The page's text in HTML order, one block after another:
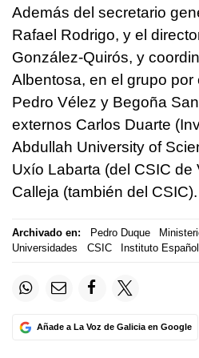
Además del secretario
Rafael Rodrigo, y el
González-Quirós, y
Albentosa, en el grupo por
Pedro Vélez y Begoña
externos Carlos Duarte
Abdullah University of
Uxío Labarta (del CSIC de
Calleja (también del CSIC).
Archivado en: Pedro Duque
Universidades
CSIC Instituto
Añade a La Voz de Galicia en Google